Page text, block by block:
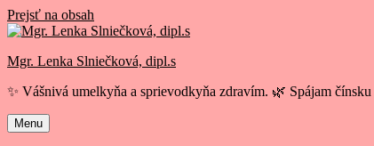
Prejsť na obsah
Mgr. Lenka Slniečková, dipl.s
✨ Vášnivá umelkyňa a sprievodkyňa zdravím. 🌿 Spájam
Menu